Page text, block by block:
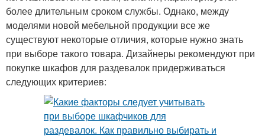
более длительным сроком службы. Однако, между
моделями новой мебельной продукции все же
существуют некоторые отличия, которые нужно знать
при выборе такого товара. Дизайнеры рекомендуют при
покупке шкафов для раздевалок придерживаться
следующих критериев: